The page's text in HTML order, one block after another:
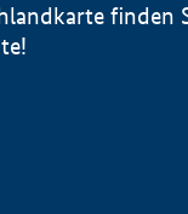
finden